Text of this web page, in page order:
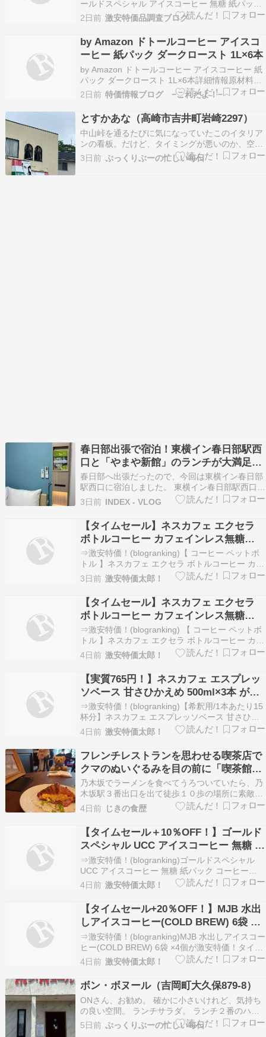
ールドスペシャル アイスコーヒー 無糖 紙パック
コーヒー 1000ml×4本が激安特価。リンク先のク
ーポンで割引。※対象者限定⇒他の特価品を探す
（blogranking）
2日前 激安特価品調査ブログ
by Amazon ドトールコーヒー アイスコ
ーヒー 紙パック ダークロースト 1L×6本
by Amazon ドトールコーヒー アイスコーヒー 紙
パック ダークロースト 1L×6本詳細情報原材料：
コーヒー（国内製造）商品サイズ(高さx奥行x
幅):15cm×24cm×23cm商品タイプ:紙パック商品
紹介:選任焙煎師による徹底した品質管理の下、豆
本来の味わいを引き出した香…
2日前 特価情報ブログ −これだよ！−
とすかあな（高崎市吉井町岩崎2297）
中山峠を通るたびに気になっていたこのイタリア
ンの看板。だけど、タイミングが悪いのか、空い
ているのを見たことがない。この日はまさにラン
チタイム。車びっしり。やっぱり時間が合わなか
3日前 ぷっくりぶーの忙しい毎日
春日部出張で宿泊！東横イン春日部駅西
口と「やまや新館」のランチが大満足で
した
春日部へ出張だったので、今回は東横イン春日部
駅西口に宿泊しました。 東横イン春日部駅西口に
宿泊 チェックインはスムーズで、館内はとても清
潔。 廊下も明るく、部屋のカードキーでセキュリ
ティもしっかりしています。 部屋はシングルです
が、・ベッドは広め・デスクとテレビ完備・冷蔵
庫付き・…
3日前 INDEX - VLOG
【タイムセール】ネスカフェ エクセラ
ボトルコーヒー カフェインレス無糖
900ml×12本が激安特価！
⇒激安特価！(blogranking)【 コーヒー ペットボ
トル 】ネスカフェ エクセラ ボトルコーヒー カフ
ェインレス無糖 900ml×12本,アイスコーヒー,ブ
ラックコーヒー,デカフェが激安特価！タイムセー
ルにて激安特価 1844円！定期便で追加割引！●楽
天市場で同じアイテム…
3日前 激安特価太郎！
【タイムセール】ネスカフェ エクセラ
ボトルコーヒー カフェインレス無糖
900ml×12本が激安特価！
⇒激安特価！(blogranking) 【 コーヒー ペットボ
トル 】ネスカフェ エクセラ ボトルコーヒー カフ
ェインレス無糖 900ml×12本,アイスコーヒー,ブ
ラックコーヒー,デカフェが激安特価！ タイムセ
ールにて激安特価 1844円！定期便で追加割引！●
楽天市場で同じアイ…
4日前 激安特価太郎！
【実質765円！】ネスカフェ エスプレッ
ソベース 甘さひかえめ 500ml×3本 が激
安特価！
⇒激安特価！(blogranking)【希釈用/1本あたり15
杯分】ネスカフェ エスプレッソベース 甘さひか
えめ 500ml×3本 【 微糖 】【 アイスコーヒー 】
【 カフェラテ/カフェオレ 】が激安特価！1059
円！さらに241ポイント還元！（記事作成時点の
価格）定期便で追加…
4日前 激安特価太郎！
フレンチレストランを思わせる喫茶店で
クマのぬいぐるみを目の前に「喫茶館
BleuMontagne」
乃木坂でラーメンを食べてうろついていたら、乃
木坂駅３番出口を出て徒歩１０歩の場所に素敵な
お店を見つけた。1900年前後の洋館をイメージし
た外観・内装に、アンティーク家具や食器類を揃
えた喫茶店「喫茶館BleuMontagne」。調べてみ
たら、オープンは2023年と喫茶店としてはわ…
4日前 じきの食歴
【タイムセール＋10％OFF！】ゴールド
スペシャル UCC アイスコーヒー 無糖 紙
パック コーヒー 1000ml×12本が激安特
価！
⇒激安特価！(blogranking)ゴールドスペシャル
UCC アイスコーヒー 無糖 紙パック コーヒー
1000ml×12本が激安特価！タイムセールにて激安
特価 3000円！さらに10％OFFクーポン！定期便
で追加割引！●楽天市場で同じアイテムを探す
●Yahoo!ショッピング…
4日前 激安特価太郎！
【タイムセール+20％OFF！】MJB 水出
しアイスコーヒー(COLD BREW) 6袋 ×4
個が激安特価！
⇒激安特価！(blogranking)MJB 水出しアイスコー
ヒー(COLD BREW) 6袋 ×4個が激安特価！タイム
セールにて激安特価 1508円！さらに20％OFFク
ーポン！●楽天市場で同じアイテムを探す●Yahoo!
ショッピングで同じアイテムを探す ●他の特価品
を探す(ブ…
4日前 激安特価太郎！
ボン・ボヌール（吉岡町大久保879-8）
ONさん、お勧め。 確かに小さいけれど、気持ち
の良い空間。 ランチサラダ。 ランチ２番のハン
バーグ。ソースは和風にしたよ。もちろんハンバ
ーグもおいしいのだが、焼野菜が美味しい。 デザ
5日前 ぷっくりぶーの忙しい毎日